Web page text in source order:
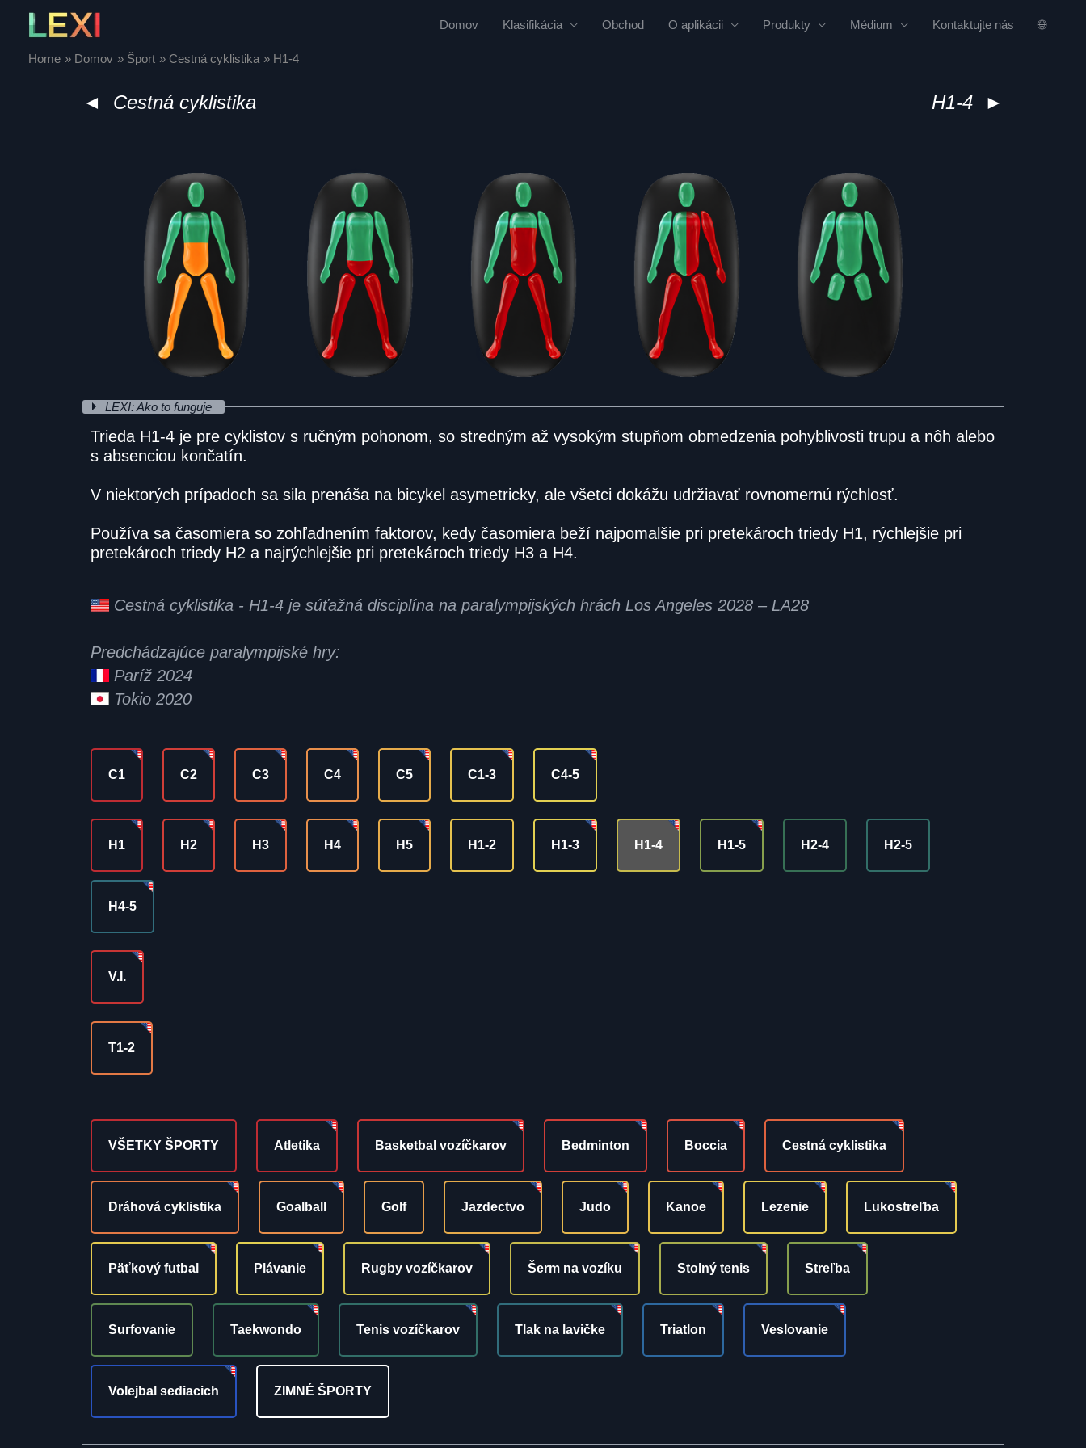
content
Domov Klasifikácia Obchod O aplikácii Produkty Médium Kontaktujte nás 🌐
Home Domov Šport Cestná cyklistika H1-4
◄ ►
Cestná cyklistika H1-4
LEXI: Ako to funguje
Trieda H1-4 je pre cyklistov s ručným pohonom, so stredným až vysokým stupňom obmedzenia pohyblivosti trupu a nôh alebo
s absenciou končatín.
V niektorých prípadoch sa sila prenáša na bicykel asymetricky, ale všetci dokážu udržiavať rovnomernú rýchlosť.
Používa sa časomiera so zohľadnením faktorov, kedy časomiera beží najpomalšie pri pretekároch triedy H1, rýchlejšie pri
pretekároch triedy H2 a najrýchlejšie pri pretekároch triedy H3 a H4.
Cestná cyklistika - H1-4 je súťažná disciplína na paralympijských hrách Los Angeles 2028 – LA28
Predchádzajúce paralympijské hry:
Paríž 2024
Tokio 2020
C1 C2 C3 C4 C5 C1-3 C4-5
H1 H2 H3 H4 H5 H1-2 H1-3 H1-4 H1-5 H2-4 H2-5
H4-5
V.I.
T1-2
VŠETKY ŠPORTY Atletika Basketbal vozíčkarov Bedminton Boccia Cestná cyklistika
Dráhová cyklistika Goalball Golf Jazdectvo Judo Kanoe Lezenie Lukostreľba
Päťkový futbal Plávanie Rugby vozíčkarov Šerm na vozíku Stolný tenis Streľba
Surfovanie Taekwondo Tenis vozíčkarov Tlak na lavičke Triatlon Veslovanie
Volejbal sediacich ZIMNÉ ŠPORTY